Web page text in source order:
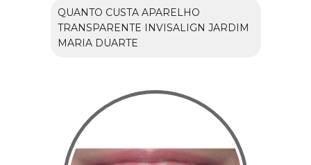
QUANTO CUSTA APARELHO
TRANSPARENTE INVISALIGN JARDIM
MARIA DUARTE